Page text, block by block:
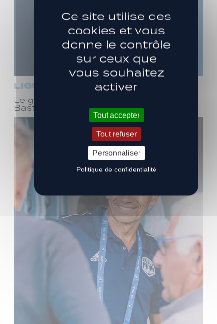
LIGUE 3
Le groupe pour le déplacement à
Bastia (J1)
Ce site utilise des
cookies et vous
donne le contrôle
sur ceux que
vous souhaitez
activer
Tout accepter
Tout refuser
Personnaliser
Politique de confidentialité